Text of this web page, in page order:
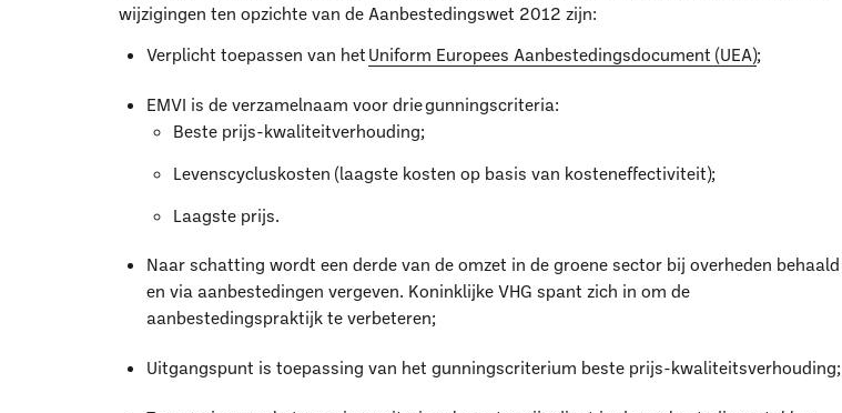
wijzigingen ten opzichte van de Aanbestedingswet 2012 zijn:
Verplicht toepassen van het Uniform Europees Aanbestedingsdocument (UEA);
EMVI is de verzamelnaam voor drie gunningscriteria:
Beste prijs-kwaliteitverhouding;
Levenscycluskosten (laagste kosten op basis van kosteneffectiviteit);
Laagste prijs.
Naar schatting wordt een derde van de omzet in de groene sector bij overheden behaald
en via aanbestedingen vergeven. Koninklijke VHG spant zich in om de
aanbestedingspraktijk te verbeteren;
Uitgangspunt is toepassing van het gunningscriterium beste prijs-kwaliteitsverhouding;